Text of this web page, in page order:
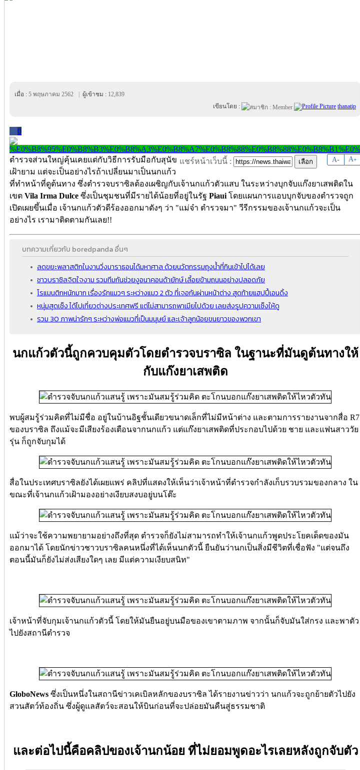
เมื่อ : 5 พฤษภาคม 2562 ผู้เข้าชม : 12,839
เขียนโดย :
thanatip
0
A- A+
แชร์หน้าเว็บนี้ :
ตำรวจส่วนใหญ่คุ้นเคยแต่กับวิธีการรับมือกับสุนัข
เฝ้ายาม แต่จะเป็นอย่างไรถ้าเปลี่ยนมาเป็นนกแก้ว
ที่ทำหน้าที่ดูต้นทาง ซึ่งตำรวจบราซิลต้องเผชิญกับเจ้านกแก้วตัวแสบ ในระหว่างบุกจับแก๊งยาเสพติดใน
เขต Vila Irma Dulce ซึ่งเป็นชุมชนที่มีรายได้น้อยที่อยู่ในรัฐ Piaui โดยแผนการแอบบุกจับของตำรวจถูก
เปิดเผยขึ้นเมื่อ เจ้านกแก้วตัวดีร้องออกมาดังๆ ว่า "แม่จ๋า ตำรวจมา" วีรีกรรมของเจ้านกแก้วจะเป็น
อย่างไร เรามาติดตามกันเลย!!
บทความเกี่ยวกับ boredpanda อื่นๆ
ลดขยะพลาสติกในงานวิ่งมาราธอนได้มหาศาล ด้วยนวัตกรรมถุงน้ำที่กินเข้าไปได้เลย
ชาวบราซิลจิตใจงาม รวมทีมกันช่วยงูอนาคอนด้ายักษ์ เลี้อยข้ามถนนอย่างปลอดภัย
โรแมนติกหนักมาก เรื่องรักแมวๆ ระหว่างแมว 2 ตัว ที่เจอกันผ่านหน้าต่าง สุดท้ายแฮปปี้เอนดิ้ง
หนุ่มสุดเซ็ง ได้ไปเที่ยวต่างประเทศฟรี แต่ไม่สามารถพาเมียไปด้วย เลยส่งรูปความเซ็งให้ดู
รวม 30 ภาพน่ารักๆ ระหว่างพ่อแมวที่เป็นมนุษย์ และเจ้าลูกน้อยขนยาวของพวกเขา
นกแก้วตัวนี้ถูกควบคุมตัวโดยตำรวจบราซิล ในฐานะที่มันดูต้นทางให้
กับแก๊งยาเสพติด
พบผู้สมรู้ร่วมคิดที่ไม่มีชื่อ อยู่ในบ้านอิฐชั้นเดียวขนาดเล็กที่ไม่มีหน้าต่าง และตามการรายงานจากสื่อ R7
ของบราซิล ถึงแม้จะมีเสียงร้องเตือนจากนกแก้ว แต่แก๊งยาเสพติดที่ประกอบไปด้วย ชาย และแฟนสาววัย
รุ่น ก็ถูกจับกุมได้
สื่อในประเทศบราซิลยังได้เผยแพร่ คลิปที่แสดงให้เห็นว่าเจ้าหน้าที่ตำรวจกำลังเก็บรวบรวมของกลาง ใน
ขณะที่เจ้านกแก้วเฝ้ามองอย่างเงียบสงบอยู่บนโต๊ะ
แม้ว่าจะใช้ความพยายามอย่างถึงที่สุด ตำรวจก็ยังไม่สามารถทำให้เจ้านกแก้วพูดประโยคเด็ดของมัน
ออกมาได้ โดยนักข่าวชาวบราซิลคนหนึ่งที่ได้เห็นนกตัวนี้ ยืนยันว่านกเป็นสิ่งมีชีวิตที่เชื่อฟัง "แต่จนถึง
ตอนนี้มันก็ยังไม่ส่งเสียงใดๆ เลย มีแต่ความเงียบสนิท"
เจ้าหน้าที่จับกุมเจ้านกแก้วตัวนี้ โดยให้มันยืนอยู่บนมือของเขาตามภาพ จากนั้นก็จับมันใส่กรง และพาตัว
ไปยังสถานีตำรวจ
GloboNews ซึ่งเป็นหนึ่งในสถานีข่าวเคเบิลหลักของบราซิล ได้รายงานข่าวว่า นกแก้วจะถูกย้ายตัวไปยัง
สวนสัตว์ท้องถิ่น ซึ่งผู้ดูแลสัตว์จะสอนให้บินก่อนที่จะปล่อยมันคืนสู่ธรรมชาติ
และต่อไปนี้คือคลิปของเจ้านกน้อย ที่ไม่ยอมพูดอะไรเลยหลังถูกจับตัว